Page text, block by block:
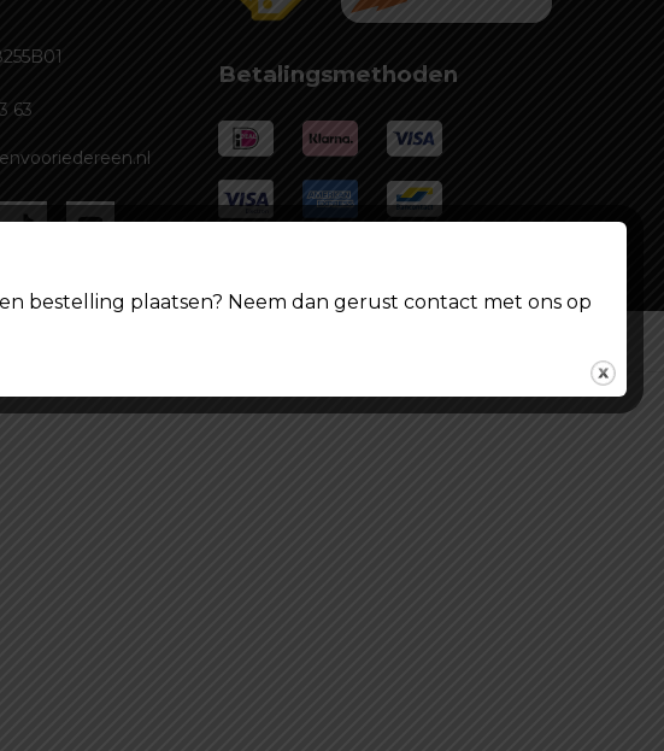
63
Betalingsmethoden
bestelling plaatsen? Neem dan gerust contact met ons op